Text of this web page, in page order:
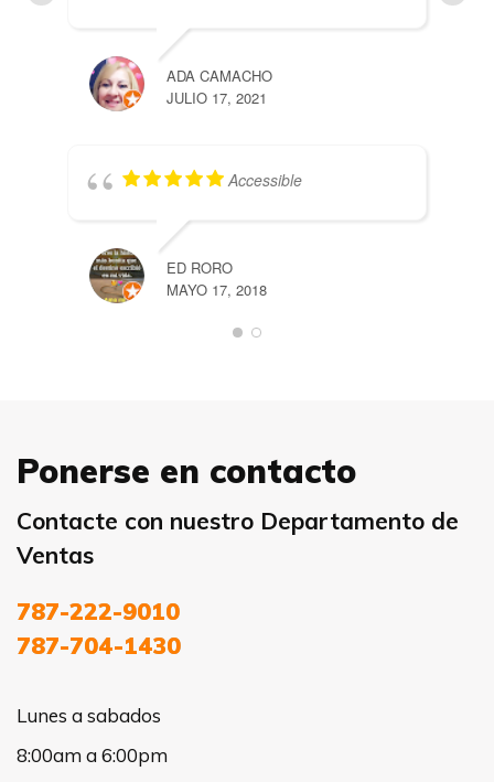
ADA CAMACHO
JULIO 17, 2021
Accessible
ED RORO
MAYO 17, 2018
Ponerse en contacto
Contacte con nuestro Departamento de
Ventas
787-222-9010
787-704-1430
Lunes a sabados
8:00am a 6:00pm